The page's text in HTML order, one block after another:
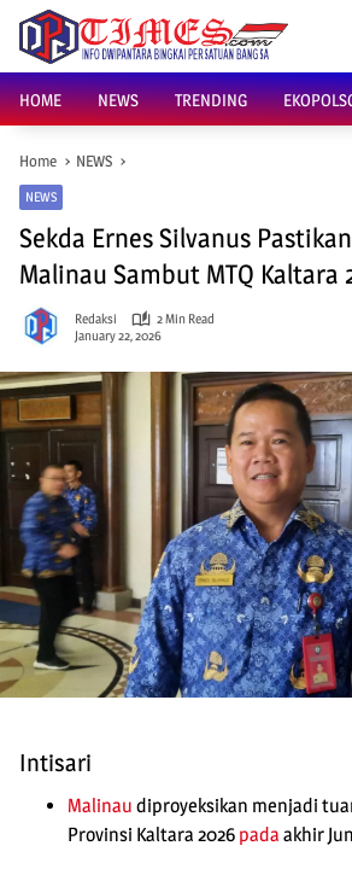
content
HOME
NEWS TRENDING
Home NEWS
NEWS
Sekda Ernes Silvanus
Malinau Sambut MTQ Kaltara
Redaksi
2 Min Read
January 22, 2026
Intisari
Malinau diproyeksikan menjadi
Provinsi Kaltara 2026 pada akhir